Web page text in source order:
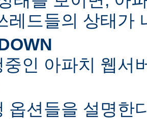
레드들의 상태가
중인 아파치 웹서
옵션들을 설명한